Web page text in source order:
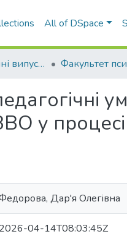
All of DSpace
01. Кваліфікаційні випускні роботи здобувачів вищої освіти
у
Дар'я Олегівна
2026-04-14T08:03:45Z